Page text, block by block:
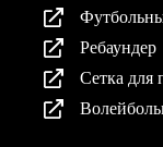
Ребаундер
Сетка для